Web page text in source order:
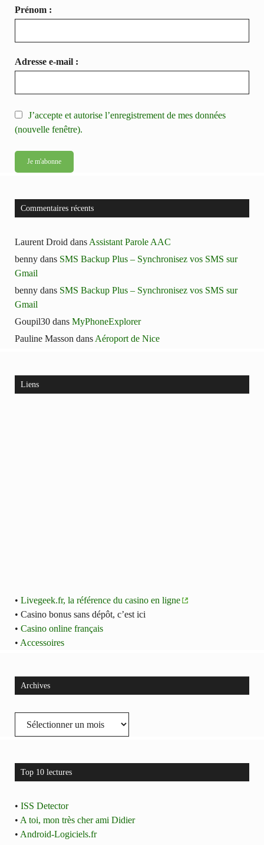
Prénom :
Adresse e-mail :
J’accepte et autorise l’enregistrement de mes données
(nouvelle fenêtre).
Commentaires récents
Laurent Droid dans Assistant Parole AAC
benny dans SMS Backup Plus – Synchronisez vos SMS sur
Gmail
benny dans SMS Backup Plus – Synchronisez vos SMS sur
Gmail
Goupil30 dans MyPhoneExplorer
Pauline Masson dans Aéroport de Nice
Liens
• Livegeek.fr, la référence du casino en ligne
• Casino bonus sans dépôt, c’est ici
• Casino online français
• Accessoires
Archives
Archives
Top 10 lectures
• ISS Detector
• A toi, mon très cher ami Didier
• Android-Logiciels.fr